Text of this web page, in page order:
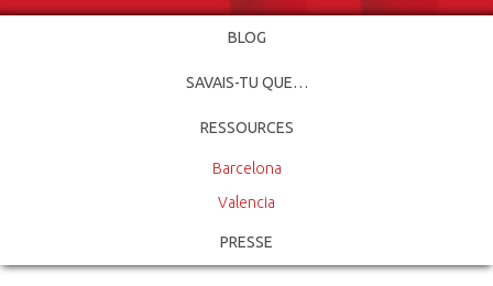
BLOG
SAVAIS-TU QUE…
RESSOURCES
Barcelona
Valencia
PRESSE